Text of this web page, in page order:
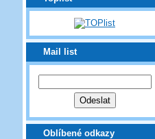
Mail list
Oblíbené odkazy